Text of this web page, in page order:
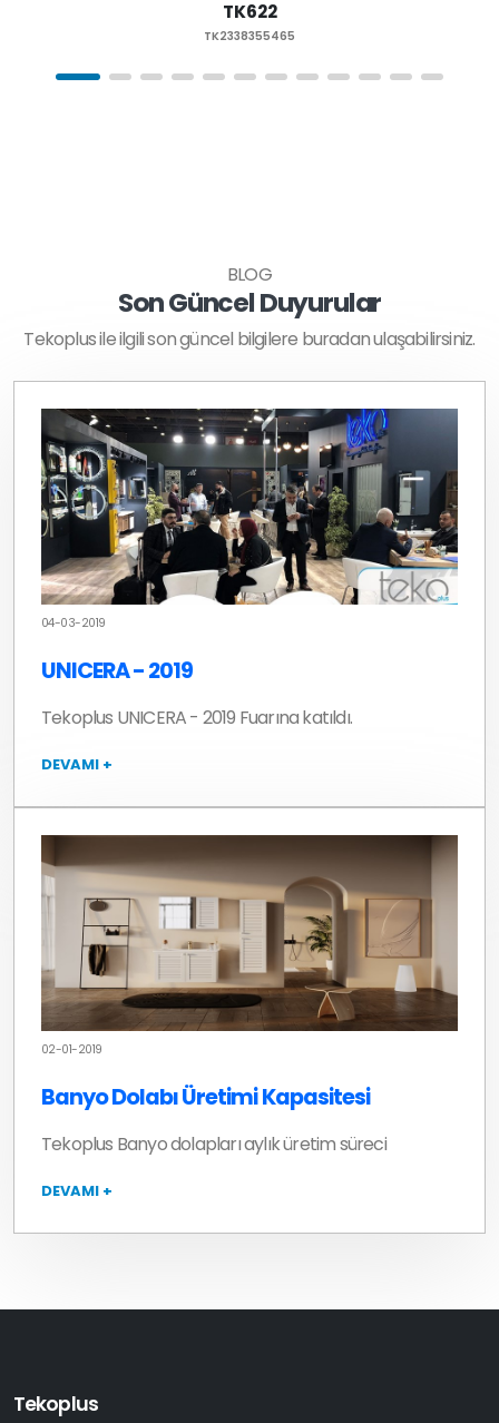
TK622
TK2338355465
BLOG
Son Güncel Duyurular
Tekoplus ile ilgili son güncel bilgilere buradan ulaşabilirsiniz.
04-03-2019
UNICERA - 2019
Tekoplus UNICERA - 2019 Fuarına katıldı.
DEVAMI +
02-01-2019
Banyo Dolabı Üretimi Kapasitesi
Tekoplus Banyo dolapları aylık üretim süreci
DEVAMI +
Tekoplus